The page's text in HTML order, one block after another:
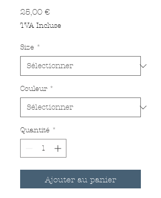
25,00 €Prix
TVA Incluse
Size *
Couleur *
Quantité *
Ajouter au panier